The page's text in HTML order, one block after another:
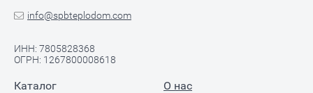
info@spbteplodom.com
ИНН: 7805828368
ОГРН: 1267800008618
Каталог О нас